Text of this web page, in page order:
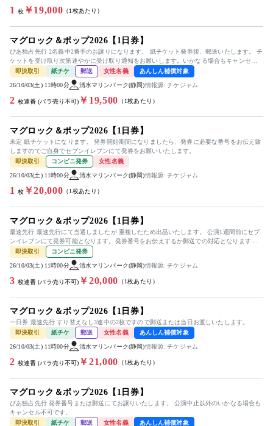
1 枚￥19,000 （1枚あたり）
マグロック＆ポップ2026【1日券】
ぴあ独占先行 2名義中2番手のお譲りになります。 紙チケット発券後、郵送いたします。 チ
ケットを受け取り次第速やかに受け取り通知をお願いします。いかなる場合もキャンセ
ル、返金は不可です。
即決取引 紙チケ 郵送 女性名義 あんしん補償対象
26/10/03(土) 11時00分 清水マリンパーク(静岡)情報源: チケジャム
2 枚連番 (バラ売り不可) ￥19,500 （1枚あたり）
マグロック＆ポップ2026【1日券】
未定 紙チケットになります。 発券開始期間になりましたら、発券に必要な番号をお伝え致
しますのでご自身でセブンイレブンにて発券をお願いいたします。
即決取引
コンビニ発券 女性名義
26/10/03(土) 11時00分 清水マリンパーク(静岡)情報源: チケジャム
1 枚￥20,000 （1枚あたり）
マグロック＆ポップ2026【1日券】
最速先行 最速先行にて当選しましたが 重複したため出品いたします。 公演1週間前にセブ
ンイレブンにて発券可能となります。発券番号をお伝えするか郵送での対応となります。
公演中止以外...
即決取引 コンビニ発券
26/10/03(土) 11時00分 清水マリンパーク(静岡)情報源: チケジャム
3 枚連番 (バラ売り不可) ￥20,000 （1枚あたり）
マグロック＆ポップ2026【1日券】
一日券 最速先行 すり替えなし3連中の2枚ですので郵送または当日お渡しいたします。
即決取引
紙チケ 郵送 女性名義 あんしん補償対象
26/10/03(土) 11時00分 清水マリンパーク(静岡)情報源: チケジャム
2 枚連番 (バラ売り不可) ￥21,000 （1枚あたり）
マグロック＆ポップ2026【1日券】
ぴあ独占先行 発券番号または郵送にてお譲りいたします。 公演中止以外のいかなる場合も
キャンセル不可です。
即決取引
紙チケ 郵送 女性名義 あんしん補償対象